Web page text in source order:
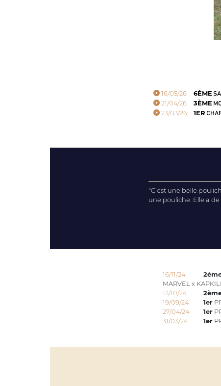
16/05/26 6ÈME
21/04/26 3ÈME
23/03/26 1ER
"C’est une belle
une pouliche. Elle a de
16/11/24
MARVEL x
13/10/24
19/09/24
1er
27/04/24
1er
31/03/24
1er